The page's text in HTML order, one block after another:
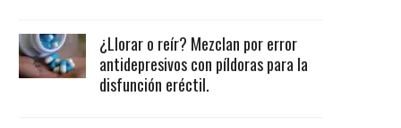
¿Llorar o reír? Mezclan por error
antidepresivos con píldoras para la
disfunción eréctil.